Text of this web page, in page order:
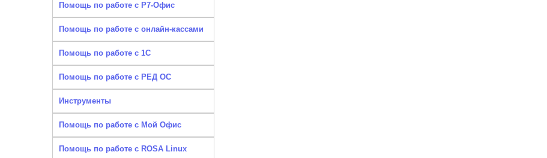
Помощь по работе с Р7-Офис
Помощь по работе с онлайн-кассами
Помощь по работе с 1С
Помощь по работе с РЕД ОС
Инструменты
Помощь по работе с Мой Офис
Помощь по работе с ROSA Linux